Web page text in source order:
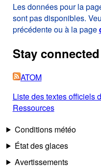
Les données pour la
sont pas disponibles.
précédente ou à la page
Stay connected
ATOM
Liste des textes officiels
Ressources
Conditions météo
État des glaces
Avertissements